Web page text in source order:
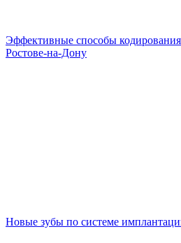
Эффективные способы кодирования
Ростове-на-Дону
Новые зубы по системе